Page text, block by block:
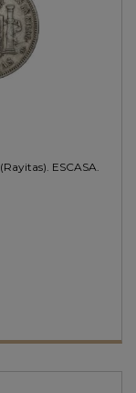
(Rayitas). ESCASA.